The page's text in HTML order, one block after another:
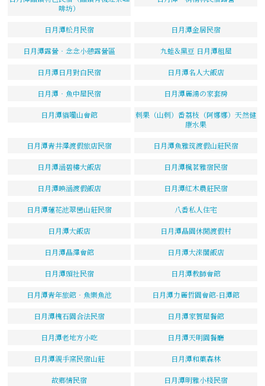
啡坊）
日月潭松月民宿 日月潭金居民宿
日月潭露營‧念念小憩露營區 九蛙&黑豆 日月潭租屋
日月潭日月對白民宿 日月潭名人大飯店
日月潭‧魚中屋民宿 日月潭麗鴻の家套房
日月潭貓囒山會館
刺果（山刺）番荔枝（阿娜娜）天然健
康水果
日月潭青井澤渡假旅店民宿 日月潭魚雅筑渡假山莊民宿
日月潭涵碧樓大飯店 日月潭楓茗雅宿民宿
日月潭映涵渡假飯店 日月潭紅木農莊民宿
日月潭蓮花池翠巒山莊民宿 八番私人住宅
日月潭大飯店 日月潭晶園休閒渡假村
日月潭晶澤會館 日月潭大淶閣飯店
日月潭頭社民宿 日月潭教師會館
日月潭青年旅館‧魚樂魚池 日月潭力麗哲園會館-日潭館
日月潭槐石園合法民宿 日月潭家賀屋餐館
日月潭老地方小吃 日月潭天明園餐廳
日月潭親手窯民宿山莊 日月潭和菓森林
故鄉情民宿 日月潭明雅小棧民宿